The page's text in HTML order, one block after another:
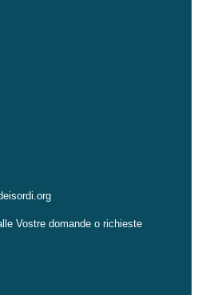
Vostre domande o richieste